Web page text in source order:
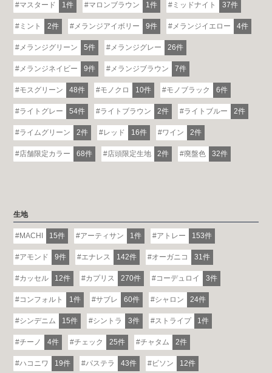
マスタード 1件 マロンブラウン 1件 ミッドナイト 37件
ミント 2件 メランジアイボリー 9件 メランジイエロー 4件
メランジグリーン 5件 メランジグレー 26件
メランジネイビー 9件 メランジブラウン 7件
モスグリーン 48件 モノクロ 10件 モノブラック 6件
ライトグレー 54件 ライトブラウン 2件 ライトブルー 2件
ライムグリーン 2件 レッド 16件 ワイン 2件
店舗限定カラー 68件 店頭限定生地 2件 廃盤色 32件
生地
MACHI 15件 アーティサン 1件 アトレー 153件
アモンド 9件 エナレス 142件 オーガニコ 31件
カッセル 12件 カプリス 270件 コーデュロイ 3件
コンフォルト 1件 サブレ 60件 シャロン 24件
シンデニム 15件 シントラ 3件 ストライプ 1件
チーノ 4件 チェック 25件 チャタム 2件
ハコニワ 19件 パステラ 43件 ビソン 12件